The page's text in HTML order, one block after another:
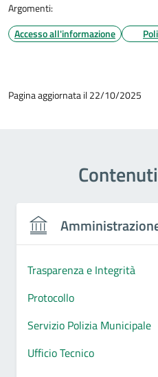
Argomenti:
Accesso all'informazione
Pagina aggiornata il 22/10/2025
Trasparenza e Integrità
Protocollo
Servizio Polizia Municipale
Ufficio Tecnico